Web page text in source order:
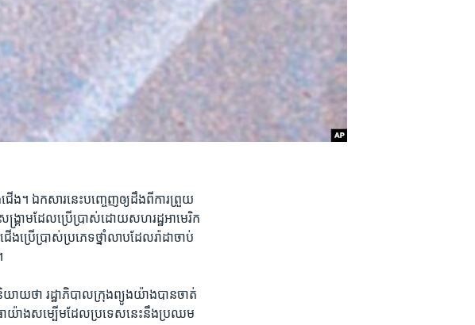
ង។​ ឯកសារ​នេះ​បញ្ចេញ​ឲ្យ​ដឹង​ពី​ការ​ព្រួយ​
ង្គ្រាម​ដែល​ប្រើប្រាស់​ដោយ​សហ​រដ្ឋ​អាមេរិក​
ង​ប្រើប្រាស់​ប្រភេទ​ថ្នាំ​លាប​ដែល​រ៉ាដា​ចាប់​
ាយ​ថា​ ​រដ្ឋា​ភិបាល​ក្រុង​ព្យូងយ៉ាង​បាន​ចាត់​
ា​យ៉ាង​សម្បើម​ដែល​ប្រទេស​នេះ​នឹង​ប្រឈម​